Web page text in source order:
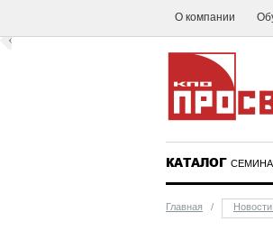
О компании
КАТАЛОГ
Главная /